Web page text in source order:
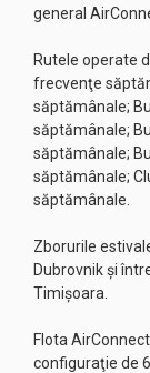
general
Rutele operate
frecvenţe
săptămânale;
săptămânale;
săptămânale;
săptămânale;
săptămânale.
Zborurile
Dubrovnik şi
Timişoara.
Flota
configuraţie de